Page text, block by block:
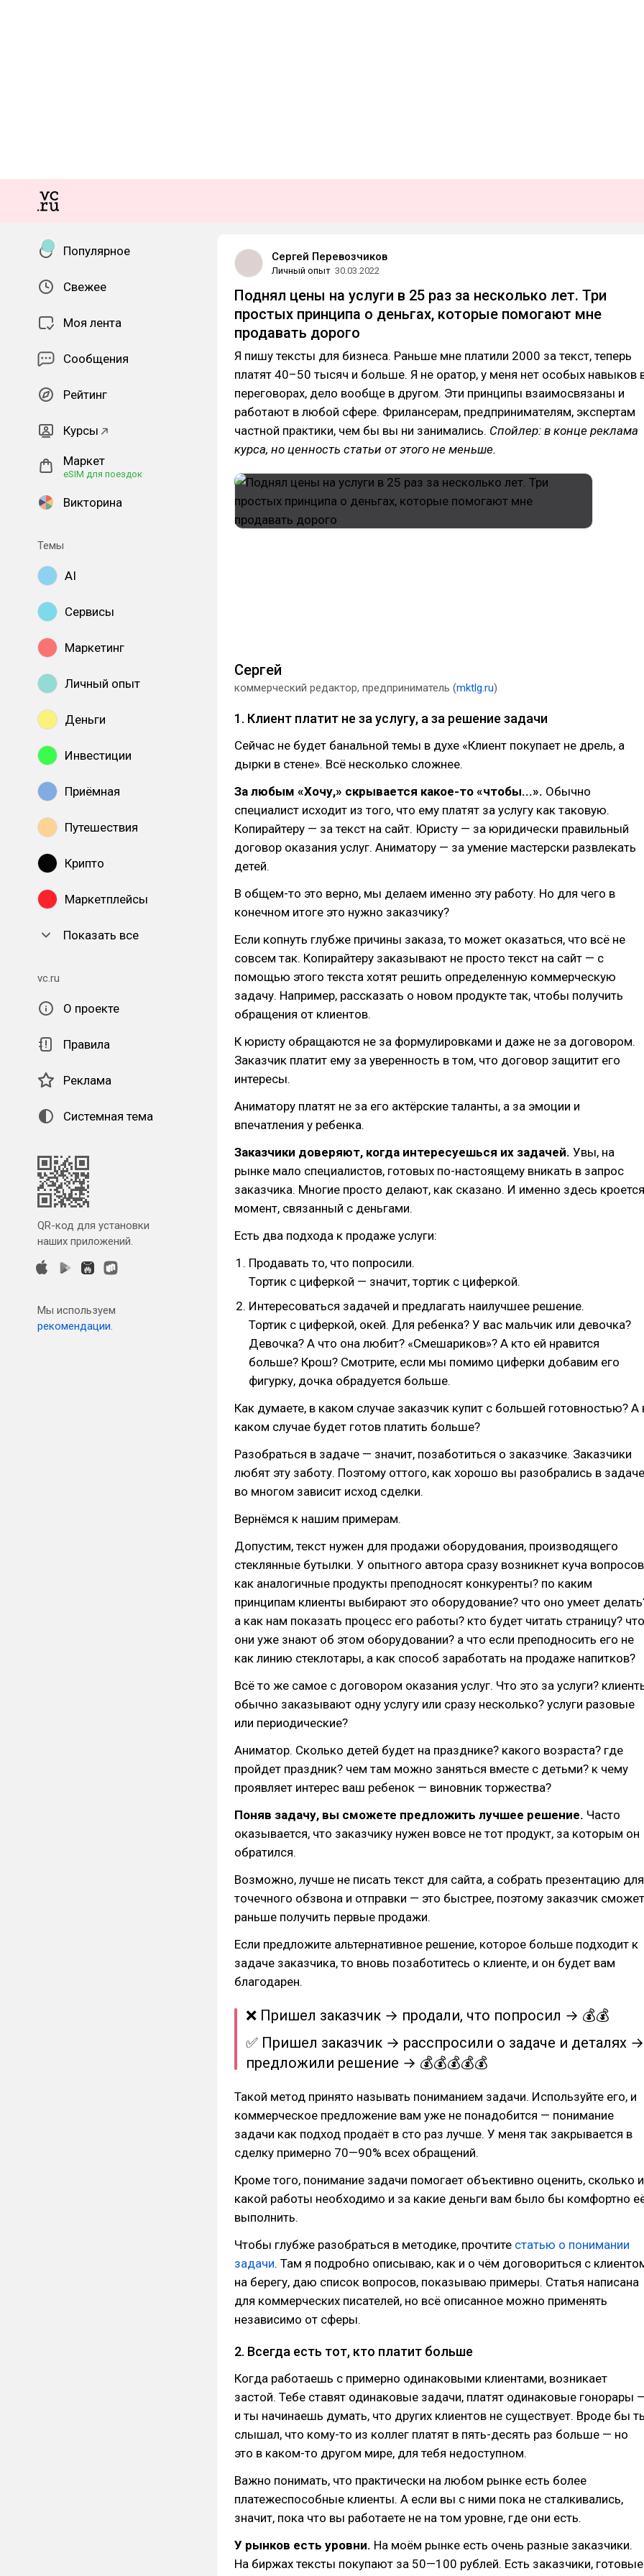
Популярное
Свежее
Моя лента
Сообщения
Рейтинг
Курсы
Маркет
eSIM для поездок
Викторина
Темы
AI
Сервисы
Маркетинг
Личный опыт
Деньги
Инвестиции
Приёмная
Путешествия
Крипто
Маркетплейсы
Показать все
vc.ru
О проекте
Правила
Реклама
Системная тема
QR-код для установки
наших приложений.
Мы используем
рекомендации.
Сергей Перевозчиков
Личный опыт 30.03.2022
Поднял цены на услуги в 25 раз за несколько лет. Три
простых принципа о деньгах, которые помогают мне
продавать дорого
Я пишу тексты для бизнеса. Раньше мне платили 2000 за текст, теперь
платят 40–50 тысяч и больше. Я не оратор, у меня нет особых навыков
переговорах, дело вообще в другом. Эти принципы взаимосвязаны и
работают в любой сфере. Фрилансерам, предпринимателям, экспертам
частной практики, чем бы вы ни занимались. Спойлер: в конце реклама
курса, но ценность статьи от этого не меньше.
Сергей
коммерческий редактор, предприниматель (mktlg.ru)
1. Клиент платит не за услугу, а за решение задачи
Сейчас не будет банальной темы в духе «Клиент покупает не дрель, а
дырки в стене». Всё несколько сложнее.
За любым «Хочу,» скрывается какое-то «чтобы...». Обычно
специалист исходит из того, что ему платят за услугу как таковую.
Копирайтеру — за текст на сайт. Юристу — за юридически правильный
договор оказания услуг. Аниматору — за умение мастерски развлекать
детей.
В общем-то это верно, мы делаем именно эту работу. Но для чего в
конечном итоге это нужно заказчику?
Если копнуть глубже причины заказа, то может оказаться, что всё не
совсем так. Копирайтеру заказывают не просто текст на сайт — с
помощью этого текста хотят решить определенную коммерческую
задачу. Например, рассказать о новом продукте так, чтобы получить
обращения от клиентов.
К юристу обращаются не за формулировками и даже не за договором.
Заказчик платит ему за уверенность в том, что договор защитит его
интересы.
Аниматору платят не за его актёрские таланты, а за эмоции и
впечатления у ребенка.
Заказчики доверяют, когда интересуешься их задачей. Увы, на
рынке мало специалистов, готовых по-настоящему вникать в запрос
заказчика. Многие просто делают, как сказано. И именно здесь кроется
момент, связанный с деньгами.
Есть два подхода к продаже услуги:
Продавать то, что попросили.
Тортик с циферкой — значит, тортик с циферкой.
Интересоваться задачей и предлагать наилучшее решение.
Тортик с циферкой, окей. Для ребенка? У вас мальчик или девочка?
Девочка? А что она любит? «Смешариков»? А кто ей нравится
больше? Крош? Смотрите, если мы помимо циферки добавим его
фигурку, дочка обрадуется больше.
Как думаете, в каком случае заказчик купит с большей готовностью? А
каком случае будет готов платить больше?
Разобраться в задаче — значит, позаботиться о заказчике. Заказчики
любят эту заботу. Поэтому оттого, как хорошо вы разобрались в
во многом зависит исход сделки.
Вернёмся к нашим примерам.
Допустим, текст нужен для продажи оборудования, производящего
стеклянные бутылки. У опытного автора сразу возникнет куча
как аналогичные продукты преподносят конкуренты? по каким
принципам клиенты выбирают это оборудование? что оно умеет
а как нам показать процесс его работы? кто будет читать страницу? что
они уже знают об этом оборудовании? а что если преподносить его не
как линию стеклотары, а как способ заработать на продаже напитков?
Всё то же самое с договором оказания услуг. Что это за услуги?
обычно заказывают одну услугу или сразу несколько? услуги разовые
или периодические?
Аниматор. Сколько детей будет на празднике? какого возраста? где
пройдет праздник? чем там можно заняться вместе с детьми? к чему
проявляет интерес ваш ребенок — виновник торжества?
Поняв задачу, вы сможете предложить лучшее решение. Часто
оказывается, что заказчику нужен вовсе не тот продукт, за которым он
обратился.
Возможно, лучше не писать текст для сайта, а собрать презентацию для
точечного обзвона и отправки — это быстрее, поэтому заказчик сможет
раньше получить первые продажи.
Если предложите альтернативное решение, которое больше подходит к
задаче заказчика, то вновь позаботитесь о клиенте, и он будет вам
благодарен.
❌ Пришел заказчик → продали, что попросил → 💰💰
✅ Пришел заказчик → расспросили о задаче и деталях →
предложили решение → 💰💰💰💰💰
Такой метод принято называть пониманием задачи. Используйте его, и
коммерческое предложение вам уже не понадобится — понимание
задачи как подход продаёт в сто раз лучше. У меня так закрывается в
сделку примерно 70—90% всех обращений.
Кроме того, понимание задачи помогает объективно оценить, сколько и
какой работы необходимо и за какие деньги вам было бы комфортно
выполнить.
Чтобы глубже разобраться в методике, прочтите статью о понимании
задачи. Там я подробно описываю, как и о чём договориться с
на берегу, даю список вопросов, показываю примеры. Статья написана
для коммерческих писателей, но всё описанное можно применять
независимо от сферы.
2. Всегда есть тот, кто платит больше
Когда работаешь с примерно одинаковыми клиентами, возникает
застой. Тебе ставят одинаковые задачи, платят одинаковые гонорары
и ты начинаешь думать, что других клиентов не существует. Вроде бы
слышал, что кому-то из коллег платят в пять-десять раз больше — но
это в каком-то другом мире, для тебя недоступном.
Важно понимать, что практически на любом рынке есть более
платежеспособные клиенты. А если вы с ними пока не сталкивались,
значит, пока что вы работаете не на том уровне, где они есть.
У рынков есть уровни. На моём рынке есть очень разные заказчики.
На биржах тексты покупают за 50—100 рублей. Есть заказчики, готовые